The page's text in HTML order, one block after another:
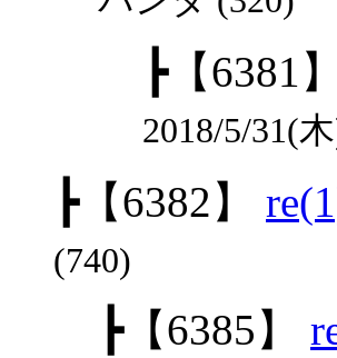
┣【6381】
2018/5/31(
┣【6382】
(740)
┣【6385】